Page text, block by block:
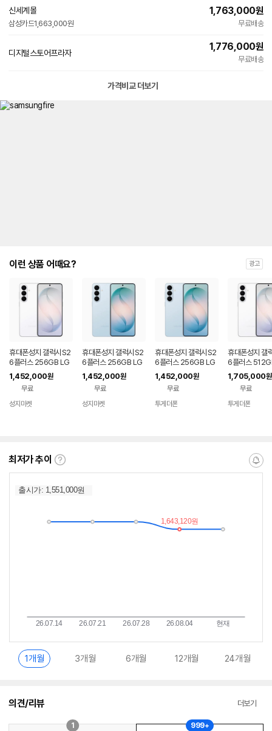
신세계몰
삼성카드1,663,000원
1,763,000원
무료배송
디지털스토어프라자
1,776,000원
무료배송
가격비교 더보기
이런 상품 어때요? 광고
휴대폰성지 갤럭시S2
6플러스 256GB LG
U+ 기기변경
1,452,000원
무료
성지마켓
휴대폰성지 갤럭시S2
6플러스 256GB LG
U+ 번호이동
1,452,000원
무료
성지마켓
휴대폰성지 갤럭시S2
6플러스 256GB LG
U+ 기기변경
1,452,000원
무료
투게더폰
휴대폰성지 갤
6플러스
U+ 번호이동
1,705,000원
무료
투게더폰
최저가 추이
최
가
란?
알
1개월 3개월 6개월 12개월 24개월
의견/리뷰 더보기
1 999+